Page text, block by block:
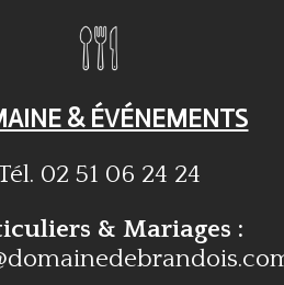
& ÉVÉNEMENTS
02 51 06 24 24
& Mariages :